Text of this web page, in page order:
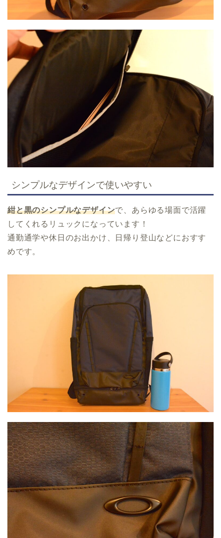
シンプルなデザインで使いやすい
紺と黒のシンプルなデザインで、あらゆる場面で活躍
してくれるリュックになっています！
通勤通学や休日のお出かけ、日帰り登山などにおすす
めです。